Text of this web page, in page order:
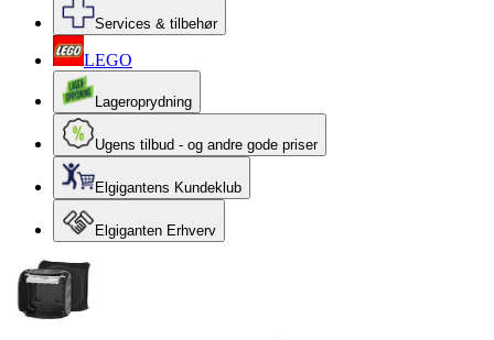
Services & tilbehør
LEGO
Lageroprydning
Ugens tilbud - og andre gode priser
Elgigantens Kundeklub
Elgiganten Erhverv